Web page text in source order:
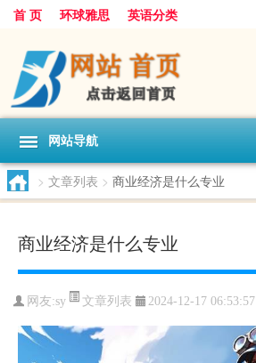
首 页 环球雅思 英语分类
网站导航
> 文章列表 > 商业经济是什么专业
商业经济是什么专业
网友:sy 文章列表 2024-12-17 06:53:57